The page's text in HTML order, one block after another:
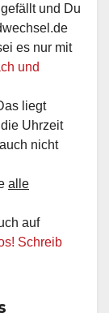
und Du
es nur mit
und
liegt
Uhrzeit
nicht
alle
auf
Schreib